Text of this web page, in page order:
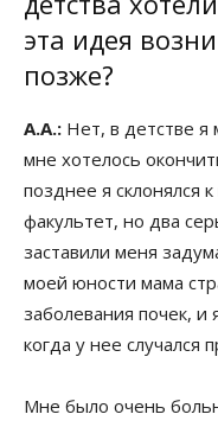
эта идея
позже?
А.А.: Нет, в детстве я
мне хотелось
позднее я склонялся
факультет, но два
заставили меня
моей юности мама
заболевания почек, и
когда у нее случался
Мне было очень